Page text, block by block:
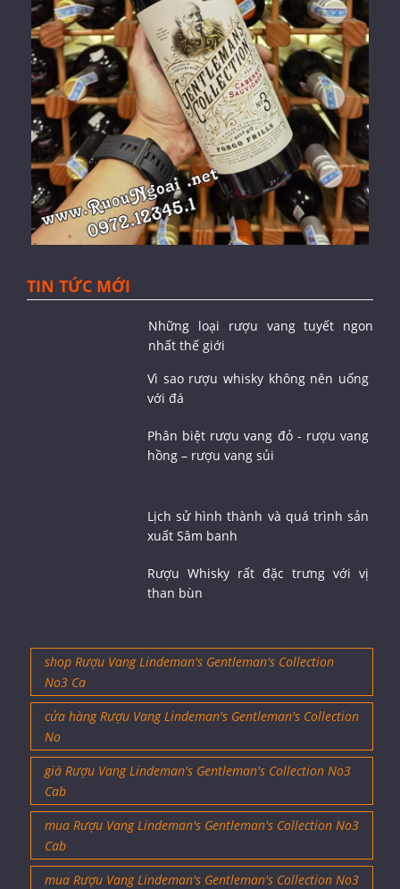
TIN TỨC MỚI
Những loại rượu vang tuyết ngon
nhất thế giới
Vì sao rượu whisky không nên uống
Lịch sử hình thành và quá trình sản
shop Rượu Vang Lindeman's Gentleman's Collection
No3 Ca
cửa hàng Rượu Vang Lindeman's Gentleman's Collection
No
giá Rượu Vang Lindeman's Gentleman's Collection No3
Cab
mua Rượu Vang Lindeman's Gentleman's Collection No3
Cab